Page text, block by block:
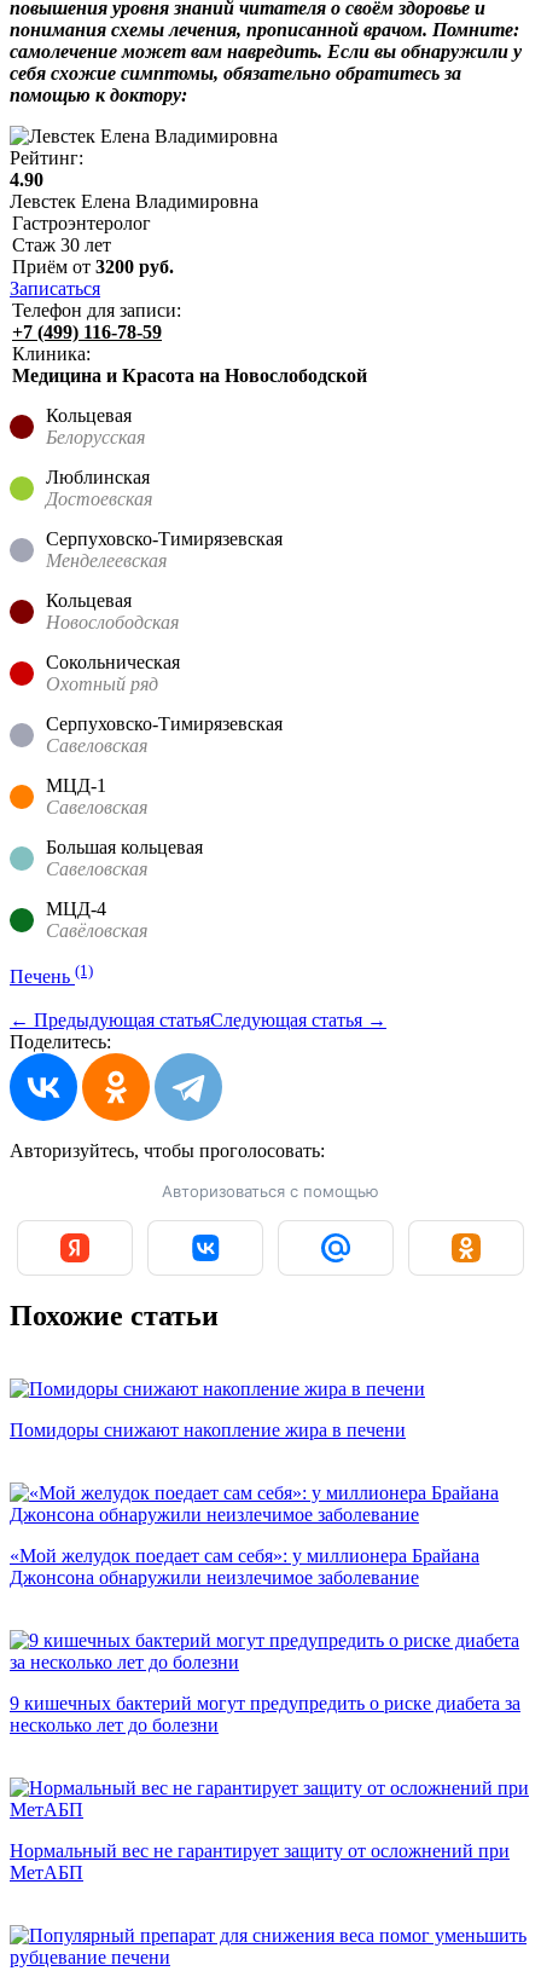
повышения уровня знаний читателя о своём здоровье и
понимания схемы лечения, прописанной врачом. Помните:
самолечение может вам навредить. Если вы обнаружили у
себя схожие симптомы, обязательно обратитесь за
помощью к доктору:
Рейтинг:
4.90
Левстек Елена Владимировна
Гастроэнтеролог
Стаж 30 лет
Приём от 3200 руб.
Записаться
Телефон для записи:
+7 (499) 116-78-59
Клиника:
Медицина и Красота на Новослободской
Кольцевая
Белорусская
Люблинская
Достоевская
Серпуховско-Тимирязевская
Менделеевская
Кольцевая
Новослободская
Сокольническая
Охотный ряд
Серпуховско-Тимирязевская
Савеловская
МЦД-1
Савеловская
Большая кольцевая
Савеловская
МЦД-4
Савёловская
Печень (1)
← Предыдующая статьяСледующая статья →
Поделитесь:
Авторизуйтесь, чтобы проголосовать:
Авторизоваться с помощью
Похожие статьи
Помидоры снижают накопление жира в печени
«Мой желудок поедает сам себя»: у миллионера Брайана
Джонсона обнаружили неизлечимое заболевание
9 кишечных бактерий могут предупредить о риске диабета за
несколько лет до болезни
Нормальный вес не гарантирует защиту от осложнений при
МетАБП